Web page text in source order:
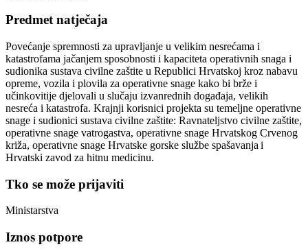
Predmet natječaja
Povećanje spremnosti za upravljanje u velikim nesrećama i
katastrofama jačanjem sposobnosti i kapaciteta operativnih snaga i
sudionika sustava civilne zaštite u Republici Hrvatskoj kroz nabavu
opreme, vozila i plovila za operativne snage kako bi brže i
učinkovitije djelovali u slučaju izvanrednih događaja, velikih
nesreća i katastrofa. Krajnji korisnici projekta su temeljne operativne
snage i sudionici sustava civilne zaštite: Ravnateljstvo civilne zaštite,
operativne snage vatrogastva, operativne snage Hrvatskog Crvenog
križa, operativne snage Hrvatske gorske službe spašavanja i
Hrvatski zavod za hitnu medicinu.
Tko se može prijaviti
Ministarstva
Iznos potpore